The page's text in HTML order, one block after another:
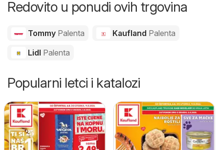
Redovito u ponudi ovih trgovina
Tommy Palenta Kaufland Palenta
Lidl Palenta
Popularni letci i katalozi